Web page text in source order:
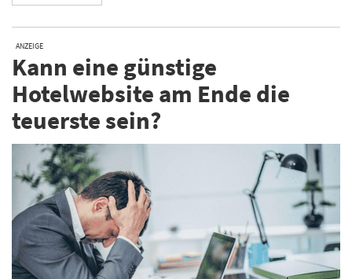
ANZEIGE
Kann eine günstige
Hotelwebsite am Ende die
teuerste sein?